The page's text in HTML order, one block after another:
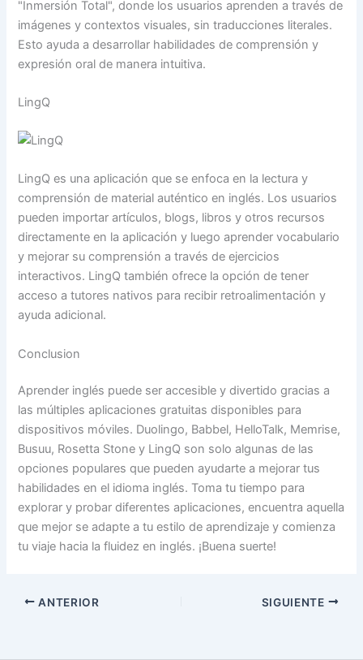
"Inmersión Total", donde los usuarios aprenden a través de
imágenes y contextos visuales, sin traducciones literales.
Esto ayuda a desarrollar habilidades de comprensión y
expresión oral de manera intuitiva.
LingQ
LingQ es una aplicación que se enfoca en la lectura y
comprensión de material auténtico en inglés. Los usuarios
pueden importar artículos, blogs, libros y otros recursos
directamente en la aplicación y luego aprender vocabulario
y mejorar su comprensión a través de ejercicios
interactivos. LingQ también ofrece la opción de tener
acceso a tutores nativos para recibir retroalimentación y
ayuda adicional.
Conclusion
Aprender inglés puede ser accesible y divertido gracias a
las múltiples aplicaciones gratuitas disponibles para
dispositivos móviles. Duolingo, Babbel, HelloTalk, Memrise,
Busuu, Rosetta Stone y LingQ son solo algunas de las
opciones populares que pueden ayudarte a mejorar tus
habilidades en el idioma inglés. Toma tu tiempo para
explorar y probar diferentes aplicaciones, encuentra aquella
que mejor se adapte a tu estilo de aprendizaje y comienza
tu viaje hacia la fluidez en inglés. ¡Buena suerte!
ANTERIOR SIGUIENTE